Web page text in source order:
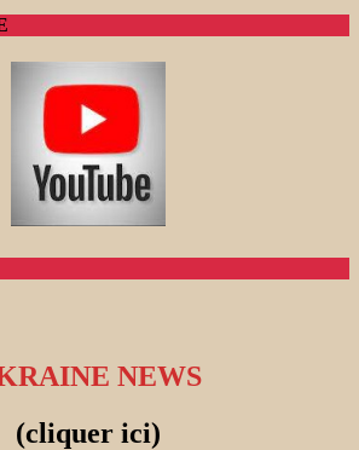
NEWS
(cliquer ici)